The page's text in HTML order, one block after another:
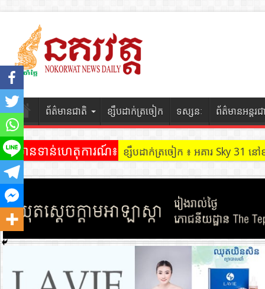
ព័ត៌មានជាតិ ខ្សឹបដាក់ត្រចៀក ទស្សនៈ ព័ត៌មានអន្តរជ
ព័ត៌មានទាន់ហេតុការណ៍៖ ខ្សឹបដាក់ត្រចៀក ៖ អគារ Sky 31